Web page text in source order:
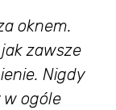
oknem.
zawsze
Nigdy
w ogóle